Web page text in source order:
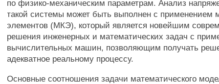
по физико-механическим параметрам. Анализ
такой системы может быть выполнен с применением
элементов (МКЭ), который является новейшим
решения инженерных и математических задач с
вычислительных машин, позволяющим получать
адекватное реальному процессу.
Основные соотношения задачи математического